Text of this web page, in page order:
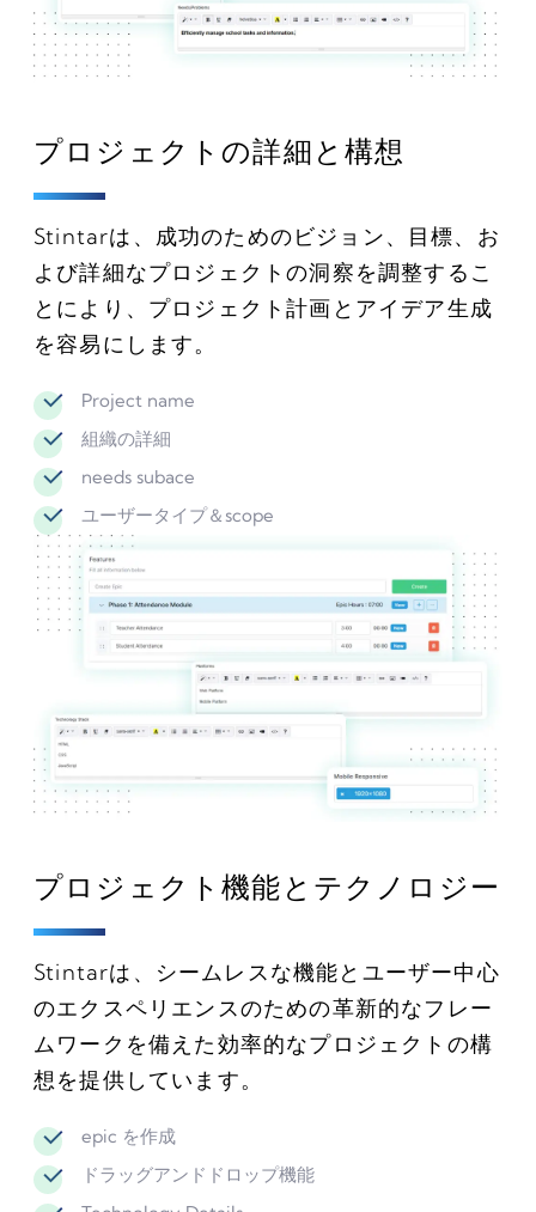
プロジェクトの詳細と構想
Stintarは、成功のためのビジョン、目標、お
よび詳細なプロジェクトの洞察を調整するこ
とにより、プロジェクト計画とアイデア生成
を容易にします。
Project name
組織の詳細
needs subace
ユーザータイプ＆scope
プロジェクト機能とテクノロジー
Stintarは、シームレスな機能とユーザー中心
のエクスペリエンスのための革新的なフレー
ムワークを備えた効率的なプロジェクトの構
想を提供しています。
epic を作成
ドラッグアンドドロップ機能